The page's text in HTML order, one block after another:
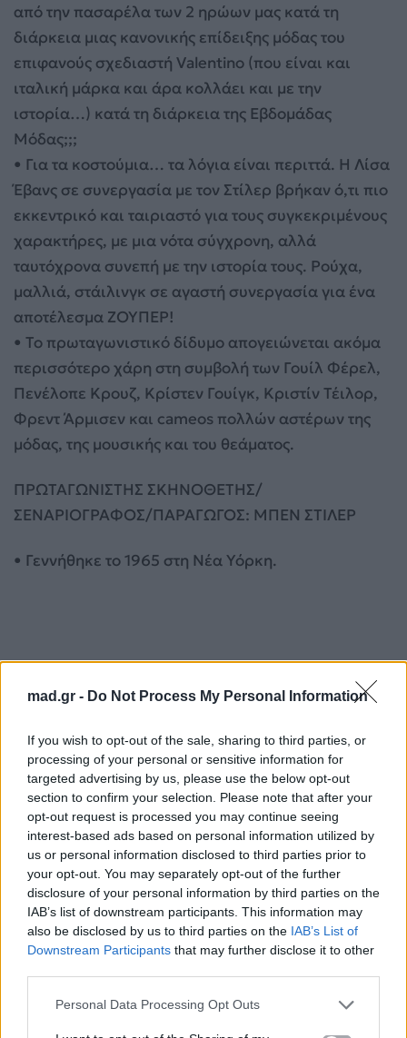
mad.gr - Do Not Process My Personal Information
If you wish to opt-out of the sale, sharing to third parties, or
processing of your personal or sensitive information for
targeted advertising by us, please use the below opt-out
section to confirm your selection. Please note that after your
opt-out request is processed you may continue seeing
interest-based ads based on personal information utilized by
us or personal information disclosed to third parties prior to
your opt-out. You may separately opt-out of the further
disclosure of your personal information by third parties on the
IAB’s list of downstream participants. This information may
also be disclosed by us to third parties on the IAB’s List of
Downstream Participants that may further disclose it to other
Personal Data Processing Opt Outs
από την πασαρέλα των 2 ηρώων μας κατά τη
διάρκεια μιας κανονικής επίδειξης μόδας του
επιφανούς σχεδιαστή Valentino (που είναι και
ιταλική μάρκα και άρα κολλάει και με την
ιστορία…) κατά τη διάρκεια της Εβδομάδας
Μόδας;;;
• Για τα κοστούμια… τα λόγια είναι περιττά. Η Λίσα
Έβανς σε συνεργασία με τον Στίλερ βρήκαν ό,τι πιο
εκκεντρικό και ταιριαστό για τους συγκεκριμένους
χαρακτήρες, με μια νότα σύγχρονη, αλλά
ταυτόχρονα συνεπή με την ιστορία τους. Ρούχα,
μαλλιά, στάιλινγκ σε αγαστή συνεργασία για ένα
αποτέλεσμα ΖΟΥΠΕΡ!
• To πρωταγωνιστικό δίδυμο απογειώνεται ακόμα
περισσότερο χάρη στη συμβολή των Γουίλ Φέρελ,
Πενέλοπε Κρουζ, Κρίστεν Γουίγκ, Κριστίν Τέιλορ,
Φρεντ Άρμισεν και cameos πολλών αστέρων της
μόδας, της μουσικής και του θεάματος.
ΠΡΩΤΑΓΩΝΙΣΤΗΣ ΣΚΗΝΟΘΕΤΗΣ/
ΣΕΝΑΡΙΟΓΡΑΦΟΣ/ΠΑΡΑΓΩΓΟΣ: ΜΠΕΝ ΣΤΙΛΕΡ
• Γεννήθηκε το 1965 στη Νέα Υόρκη.